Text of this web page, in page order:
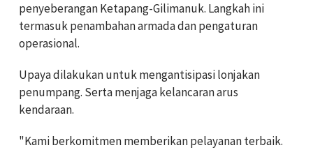
penyeberangan Ketapang-Gilimanuk. Langkah ini
termasuk penambahan armada dan pengaturan
operasional.
Upaya dilakukan untuk mengantisipasi lonjakan
penumpang. Serta menjaga kelancaran arus
kendaraan.
"Kami berkomitmen memberikan pelayanan terbaik.